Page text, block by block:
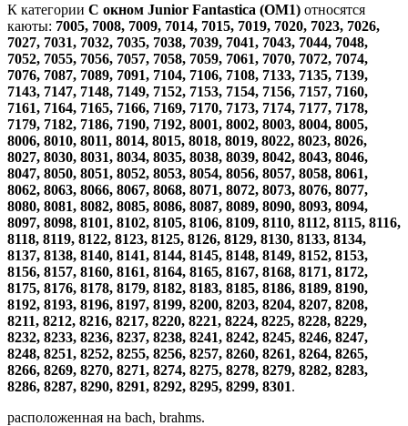
К категории С окном Junior Fantastica (OM1) относятся
каюты: 7005, 7008, 7009, 7014, 7015, 7019, 7020, 7023, 7026,
7027, 7031, 7032, 7035, 7038, 7039, 7041, 7043, 7044, 7048,
7052, 7055, 7056, 7057, 7058, 7059, 7061, 7070, 7072, 7074,
7076, 7087, 7089, 7091, 7104, 7106, 7108, 7133, 7135, 7139,
7143, 7147, 7148, 7149, 7152, 7153, 7154, 7156, 7157, 7160,
7161, 7164, 7165, 7166, 7169, 7170, 7173, 7174, 7177, 7178,
7179, 7182, 7186, 7190, 7192, 8001, 8002, 8003, 8004, 8005,
8006, 8010, 8011, 8014, 8015, 8018, 8019, 8022, 8023, 8026,
8027, 8030, 8031, 8034, 8035, 8038, 8039, 8042, 8043, 8046,
8047, 8050, 8051, 8052, 8053, 8054, 8056, 8057, 8058, 8061,
8062, 8063, 8066, 8067, 8068, 8071, 8072, 8073, 8076, 8077,
8080, 8081, 8082, 8085, 8086, 8087, 8089, 8090, 8093, 8094,
8097, 8098, 8101, 8102, 8105, 8106, 8109, 8110, 8112, 8115, 8116,
8118, 8119, 8122, 8123, 8125, 8126, 8129, 8130, 8133, 8134,
8137, 8138, 8140, 8141, 8144, 8145, 8148, 8149, 8152, 8153,
8156, 8157, 8160, 8161, 8164, 8165, 8167, 8168, 8171, 8172,
8175, 8176, 8178, 8179, 8182, 8183, 8185, 8186, 8189, 8190,
8192, 8193, 8196, 8197, 8199, 8200, 8203, 8204, 8207, 8208,
8211, 8212, 8216, 8217, 8220, 8221, 8224, 8225, 8228, 8229,
8232, 8233, 8236, 8237, 8238, 8241, 8242, 8245, 8246, 8247,
8248, 8251, 8252, 8255, 8256, 8257, 8260, 8261, 8264, 8265,
8266, 8269, 8270, 8271, 8274, 8275, 8278, 8279, 8282, 8283,
8286, 8287, 8290, 8291, 8292, 8295, 8299, 8301.
расположенная на bach, brahms.